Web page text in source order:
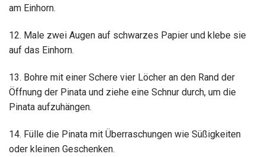
am Einhorn.
12. Male zwei Augen auf schwarzes Papier und klebe sie
auf das Einhorn.
13. Bohre mit einer Schere vier Löcher an den Rand der
Öffnung der Pinata und ziehe eine Schnur durch, um die
Pinata aufzuhängen.
14. Fülle die Pinata mit Überraschungen wie Süßigkeiten
oder kleinen Geschenken.